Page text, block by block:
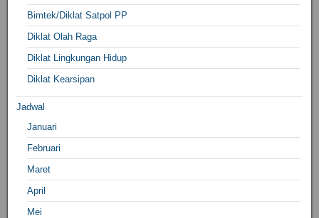
Bimtek/Diklat Satpol PP
Diklat Olah Raga
Diklat Lingkungan Hidup
Diklat Kearsipan
Jadwal
Januari
Februari
Maret
April
Mei